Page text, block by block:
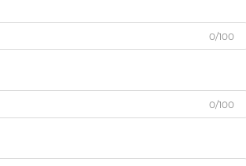
0/100
0/100